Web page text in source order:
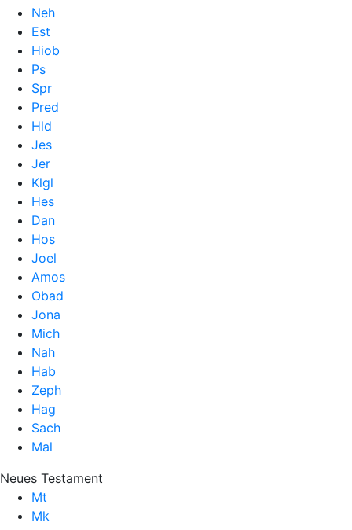
Neh
Est
Hiob
Ps
Spr
Pred
Hld
Jes
Jer
Klgl
Hes
Dan
Hos
Joel
Amos
Obad
Jona
Mich
Nah
Hab
Zeph
Hag
Sach
Mal
Neues Testament
Mt
Mk